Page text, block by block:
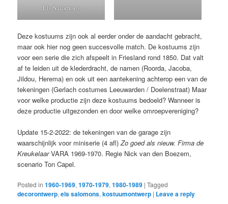
Els Salomons
Deze kostuums zijn ook al eerder onder de aandacht gebracht,
maar ook hier nog geen succesvolle match. De kostuums zijn
voor een serie die zich afspeelt in Friesland rond 1850. Dat valt
af te leiden uit de klederdracht, de namen (Roorda, Jacoba,
Jildou, Herema) en ook uit een aantekening achterop een van de
tekeningen (Gerlach costumes Leeuwarden / Doelenstraat) Maar
voor welke productie zijn deze kostuums bedoeld? Wanneer is
deze productie uitgezonden en door welke omroepvereniging?
Update 15-2-2022: de tekeningen van de garage zijn
waarschijnlijk voor miniserie (4 afl)Zo goed als nieuw. Firma de
KreukelaarVARA 1969-1970. Regie Nick van den Boezem,
scenario Ton Capel.
Posted in 1960-1969,1970-1979,1980-1989 |Tagged
decorontwerp,els salomons,kostuumontwerp | Leave a reply